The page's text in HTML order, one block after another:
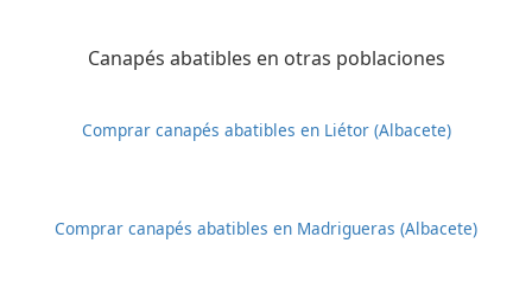
Canapés abatibles en otras poblaciones
Comprar canapés abatibles en Liétor (Albacete)
Comprar canapés abatibles en Madrigueras (Albacete)